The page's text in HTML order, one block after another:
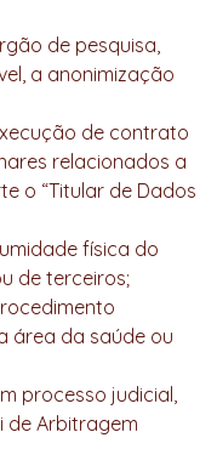
de pesquisa,
a anonimização
de contrato
relacionados a
o “Titular de Dados
física do
de terceiros;
área da saúde ou
processo judicial,
de Arbitragem